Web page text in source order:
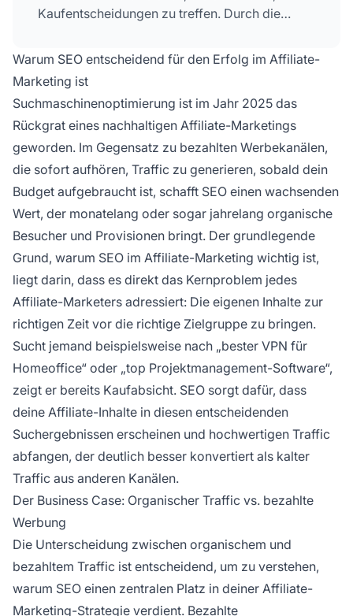
Kaufentscheidungen zu treffen. Durch die
kannst du eine nachhaltige, langfristige
Einkommensquelle aufbauen, ohne auf
bezahlte Werbung angewiesen zu sein.
Warum SEO entscheidend für den Erfolg im Affiliate-
Marketing ist
Suchmaschinenoptimierung ist im Jahr 2025 das
Rückgrat eines nachhaltigen Affiliate-Marketings
geworden. Im Gegensatz zu bezahlten Werbekanälen,
die sofort aufhören, Traffic zu generieren, sobald dein
Budget aufgebraucht ist, schafft SEO einen wachsenden
Wert, der monatelang oder sogar jahrelang organische
Besucher und Provisionen bringt. Der grundlegende
Grund, warum SEO im Affiliate-Marketing wichtig ist,
liegt darin, dass es direkt das Kernproblem jedes
Affiliate-Marketers adressiert: Die eigenen Inhalte zur
richtigen Zeit vor die richtige Zielgruppe zu bringen.
Sucht jemand beispielsweise nach „bester VPN für
Homeoffice“ oder „top Projektmanagement-Software“,
zeigt er bereits Kaufabsicht. SEO sorgt dafür, dass
deine Affiliate-Inhalte in diesen entscheidenden
Suchergebnissen erscheinen und hochwertigen Traffic
abfangen, der deutlich besser konvertiert als kalter
Traffic aus anderen Kanälen.
Der Business Case: Organischer Traffic vs. bezahlte
Werbung
Die Unterscheidung zwischen organischem und
bezahltem Traffic ist entscheidend, um zu verstehen,
warum SEO einen zentralen Platz in deiner Affiliate-
Marketing-Strategie verdient. Bezahlte